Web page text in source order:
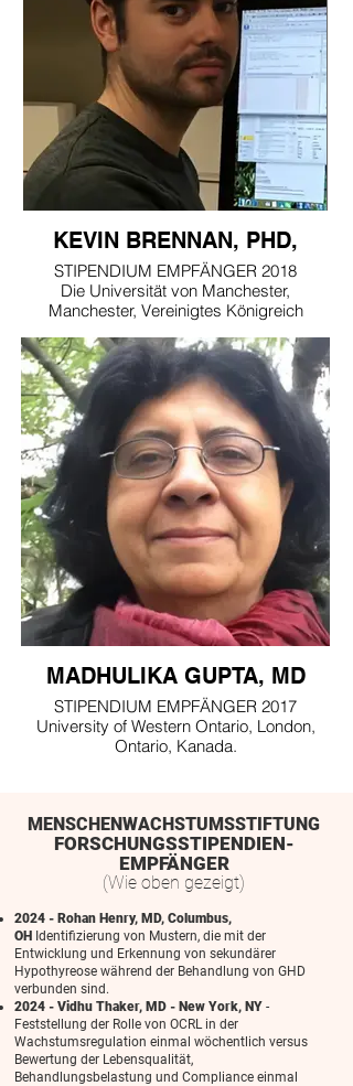
KEVIN BRENNAN, PHD,
STIPENDIUM EMPFÄNGER 2018
Die Universität von Manchester,
Manchester, Vereinigtes Königreich
MADHULIKA GUPTA, MD
STIPENDIUM EMPFÄNGER 2017
University of Western Ontario, London,
Ontario, Kanada.
MENSCHENWACHSTUMSSTIFTUNG
FORSCHUNGSSTIPENDIEN-
EMPFÄNGER
(Wie oben gezeigt)
2024 - Rohan Henry, MD, Columbus,
OH Identifizierung von Mustern, die mit der
Entwicklung und Erkennung von sekundärer
Hypothyreose während der Behandlung von GHD
verbunden sind.
2024 - Vidhu Thaker, MD - New York, NY -
Feststellung der Rolle von OCRL in der
Wachstumsregulation einmal wöchentlich versus
Bewertung der Lebensqualität,
Behandlungsbelastung und Compliance einmal